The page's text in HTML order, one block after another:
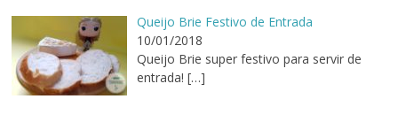
Queijo Brie Festivo de Entrada
10/01/2018
Queijo Brie super festivo para servir de
entrada! […]